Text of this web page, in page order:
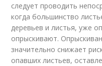
следует проводить
когда большинство
деревьев и листья, уже
опрыскивают.
значительно снижает
опавших листьев,